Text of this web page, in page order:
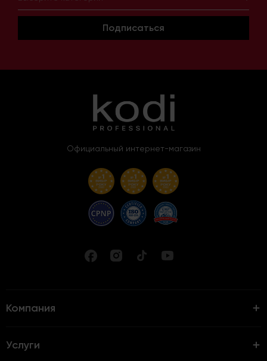
Подписаться
Официальный интернет-магазин
Компания
Услуги